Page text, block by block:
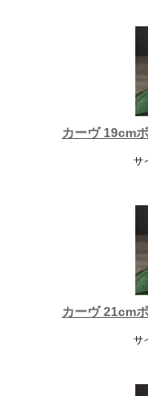
カーヴ 19cm
サ
カーヴ 21cm
サ